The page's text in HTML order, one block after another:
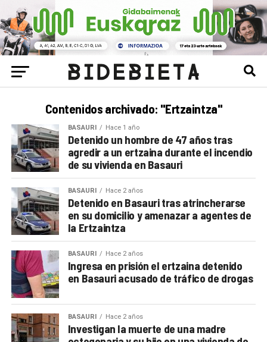
Contenidos archivado: "Ertzaintza"
BASAURI Hace 1 año
Detenido un hombre de 47 años tras
agredir a un ertzaina durante el incendio
de su vivienda en Basauri
BASAURI Hace 2 años
Detenido en Basauri tras atrincherarse
en su domicilio y amenazar a agentes de
la Ertzaintza
BASAURI Hace 2 años
Ingresa en prisión el ertzaina detenido
en Basauri acusado de tráfico de drogas
BASAURI Hace 2 años
Investigan la muerte de una madre